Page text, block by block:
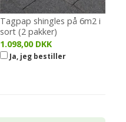
Tagpap shingles på 6m2 i
sort (2 pakker)
1.098,00 DKK
Ja, jeg bestiller